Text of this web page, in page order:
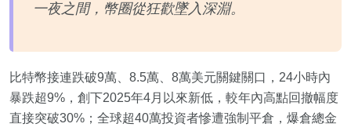
一夜之間，幣圈從狂歡墜入深淵。
比特幣接連跌破9萬、8.5萬、8萬美元關鍵關口，24小時內
暴跌超9%，創下2025年4月以來新低，較年內高點回撤幅度
直接突破30%；全球超40萬投資者慘遭強制平倉，爆倉總金